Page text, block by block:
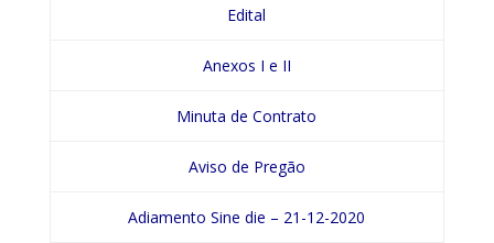
Edital
Anexos I e II
Minuta de Contrato
Aviso de Pregão
Adiamento Sine die – 21-12-2020